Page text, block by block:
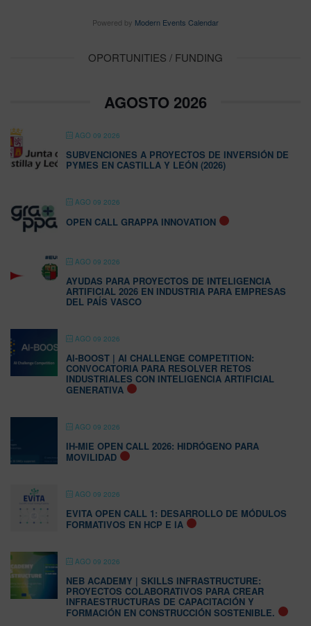
Powered by Modern Events Calendar
OPORTUNITIES / FUNDING
AGOSTO 2026
AGO 09 2026
SUBVENCIONES A PROYECTOS DE INVERSIÓN DE
PYMES EN CASTILLA Y LEÓN (2026)
AGO 09 2026
OPEN CALL GRAPPA INNOVATION
AGO 09 2026
AYUDAS PARA PROYECTOS DE INTELIGENCIA
ARTIFICIAL 2026 EN INDUSTRIA PARA EMPRESAS
DEL PAÍS VASCO
AGO 09 2026
AI-BOOST | AI CHALLENGE COMPETITION:
CONVOCATORIA PARA RESOLVER RETOS
INDUSTRIALES CON INTELIGENCIA ARTIFICIAL
GENERATIVA
AGO 09 2026
IH-MIE OPEN CALL 2026: HIDRÓGENO PARA
MOVILIDAD
AGO 09 2026
EVITA OPEN CALL 1: DESARROLLO DE MÓDULOS
FORMATIVOS EN HCP E IA
AGO 09 2026
NEB ACADEMY | SKILLS INFRASTRUCTURE:
PROYECTOS COLABORATIVOS PARA CREAR
INFRAESTRUCTURAS DE CAPACITACIÓN Y
FORMACIÓN EN CONSTRUCCIÓN SOSTENIBLE.